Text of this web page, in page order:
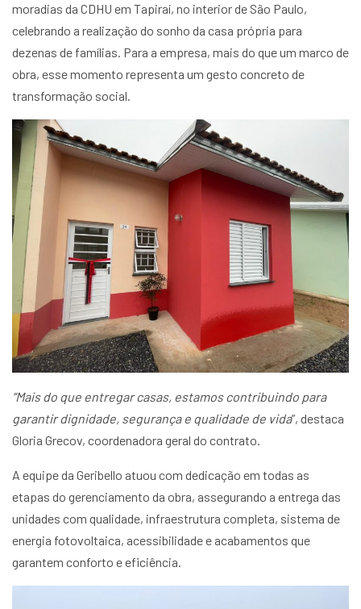
moradias da CDHU em Tapiraí, no interior de São Paulo,
celebrando a realização do sonho da casa própria para
dezenas de famílias. Para a empresa, mais do que um marco de
obra, esse momento representa um gesto concreto de
transformação social.
“Mais do que entregar casas, estamos contribuindo para
garantir dignidade, segurança e qualidade de vida”, destaca
Gloria Grecov, coordenadora geral do contrato.
A equipe da Geribello atuou com dedicação em todas as
etapas do gerenciamento da obra, assegurando a entrega das
unidades com qualidade, infraestrutura completa, sistema de
energia fotovoltaica, acessibilidade e acabamentos que
garantem conforto e eficiência.